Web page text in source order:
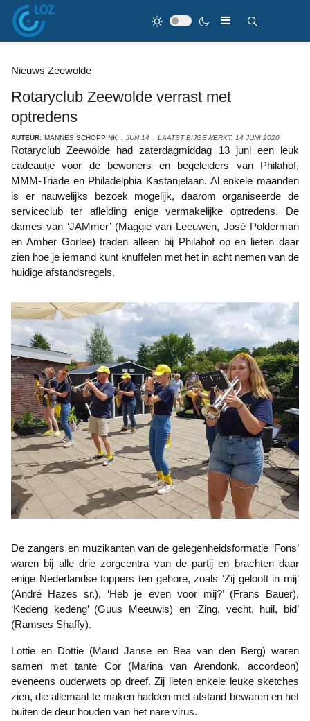
Nieuws Zeewolde
Rotaryclub Zeewolde verrast met
optredens
AUTEUR: MANNES SCHOPPINK JUN 14 LAATST BIJGEWERKT: 14 JUNI 2020
Rotaryclub Zeewolde had zaterdagmiddag 13 juni een leuk
cadeautje voor de bewoners en begeleiders van Philahof,
MMM-Triade en Philadelphia Kastanjelaan. Al enkele maanden
is er nauwelijks bezoek mogelijk, daarom organiseerde de
serviceclub ter afleiding enige vermakelijke optredens. De
dames van ‘JAMmer’ (Maggie van Leeuwen, José Polderman
en Amber Gorlee) traden alleen bij Philahof op en lieten daar
zien hoe je iemand kunt knuffelen met het in acht nemen van de
huidige afstandsregels.
De zangers en muzikanten van de gelegenheidsformatie ‘Fons’
waren bij alle drie zorgcentra van de partij en brachten daar
enige Nederlandse toppers ten gehore, zoals ‘Zij gelooft in mij’
(André Hazes sr.), ‘Heb je even voor mij?’ (Frans Bauer),
‘Kedeng kedeng’ (Guus Meeuwis) en ‘Zing, vecht, huil, bid’
(Ramses Shaffy).
Lottie en Dottie (Maud Janse en Bea van den Berg) waren
samen met tante Cor (Marina van Arendonk, accordeon)
eveneens ouderwets op dreef. Zij lieten enkele leuke sketches
zien, die allemaal te maken hadden met afstand bewaren en het
buiten de deur houden van het nare virus.